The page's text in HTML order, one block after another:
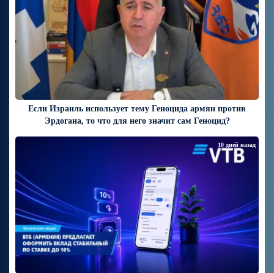
Если Израиль использует тему Геноцида армян против
Эрдогана, то что для него значит сам Геноцид?
10 дней назад